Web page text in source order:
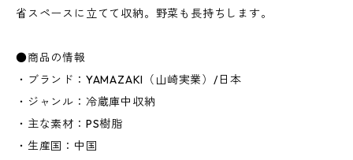
省スペースに立てて収納。野菜も長持ちします。
●商品の情報
・ブランド：YAMAZAKI（山崎実業）/日本
・ジャンル：冷蔵庫中収納
・主な素材：PS樹脂
・生産国：中国